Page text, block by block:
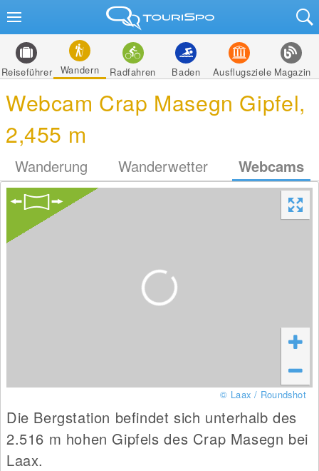
Reiseführer Wandern Radfahren Baden Ausflugsziele Magazin
Webcam Crap Masegn Gipfel,
2,455 m
Wanderung Wanderwetter Webcams
© Laax / Roundshot
Die Bergstation befindet sich unterhalb des
2.516 m hohen Gipfels des Crap Masegn bei
Laax.